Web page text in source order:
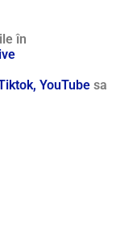
în
YouTube sa